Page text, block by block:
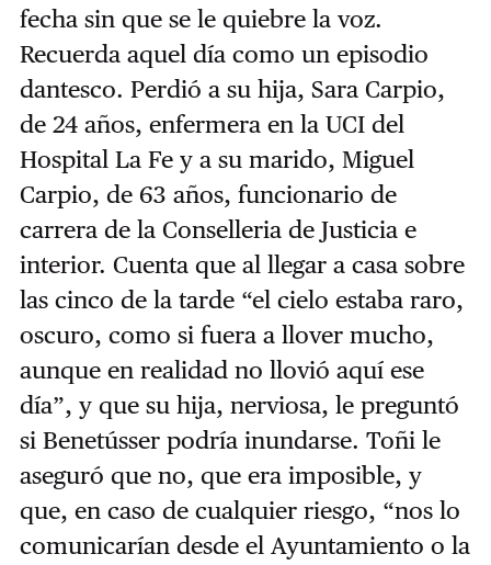
fecha sin que se le quiebre la voz.
Recuerda aquel día como un episodio
dantesco. Perdió a su hija, Sara Carpio,
de 24 años, enfermera en la UCI del
Hospital La Fe y a su marido, Miguel
Carpio, de 63 años, funcionario de
carrera de la Conselleria de Justicia e
interior. Cuenta que al llegar a casa sobre
las cinco de la tarde “el cielo estaba raro,
oscuro, como si fuera a llover mucho,
aunque en realidad no llovió aquí ese
día”, y que su hija, nerviosa, le preguntó
si Benetússer podría inundarse. Toñi le
aseguró que no, que era imposible, y
que, en caso de cualquier riesgo, “nos lo
comunicarían desde el Ayuntamiento o la